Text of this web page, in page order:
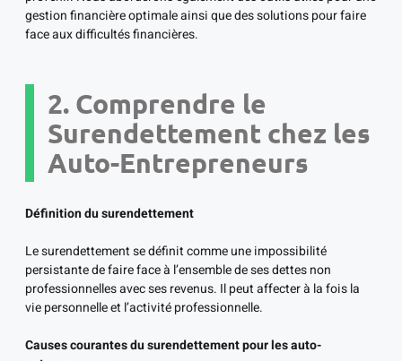
gestion financière optimale ainsi que des solutions pour faire
face aux difficultés financières.
2. Comprendre le
Surendettement chez les
Auto-Entrepreneurs
Définition du surendettement
Le surendettement se définit comme une impossibilité
persistante de faire face à l’ensemble de ses dettes non
professionnelles avec ses revenus. Il peut affecter à la fois la
vie personnelle et l’activité professionnelle.
Causes courantes du surendettement pour les auto-